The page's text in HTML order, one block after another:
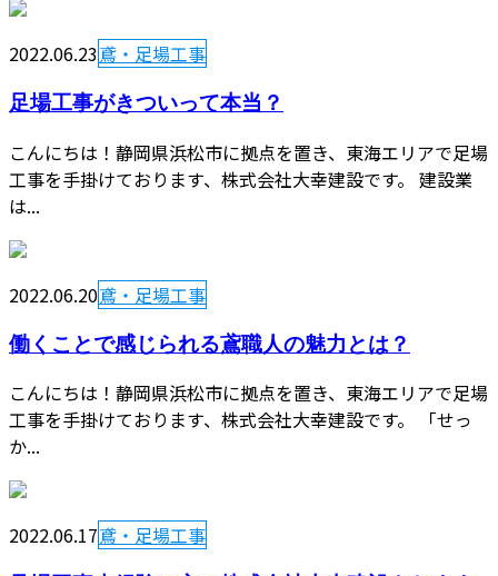
2022.06.23鳶・足場工事
足場工事がきついって本当？
こんにちは！静岡県浜松市に拠点を置き、東海エリアで足場
工事を手掛けております、株式会社大幸建設です。 建設業
は...
2022.06.20鳶・足場工事
働くことで感じられる鳶職人の魅力とは？
こんにちは！静岡県浜松市に拠点を置き、東海エリアで足場
工事を手掛けております、株式会社大幸建設です。 「せっ
か...
2022.06.17鳶・足場工事